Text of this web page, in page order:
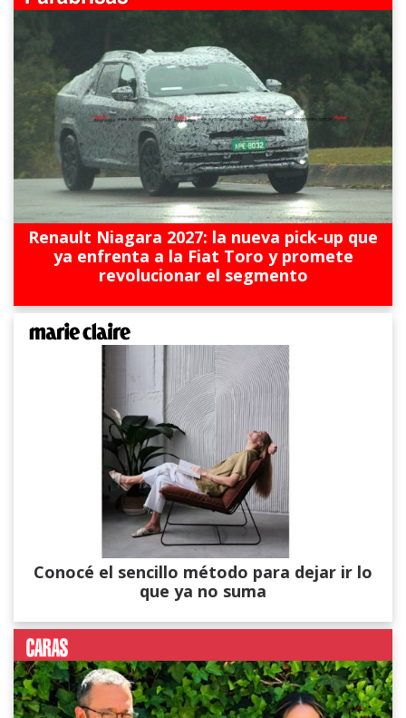
Renault Niagara 2027: la nueva pick-up que
ya enfrenta a la Fiat Toro y promete
revolucionar el segmento
Conocé el sencillo método para dejar ir lo
que ya no suma